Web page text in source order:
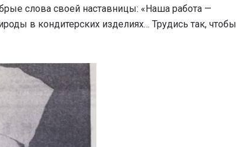
слова своей наставницы: «Наша работа —
в кондитерских изделиях… Трудись так, чтобы